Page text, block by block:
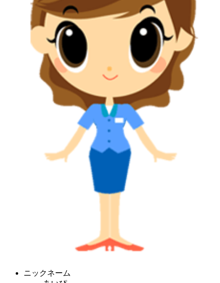
ニックネーム